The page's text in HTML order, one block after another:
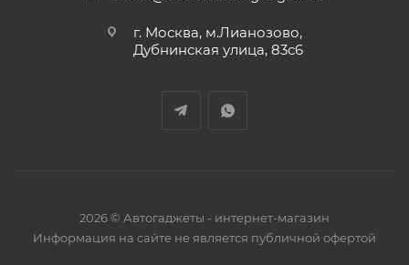
г. Москва, м.Лианозово,
Дубнинская улица, 83с6
2026 © Автогаджеты - интернет-магазин
Информация на сайте не является публичной офертой